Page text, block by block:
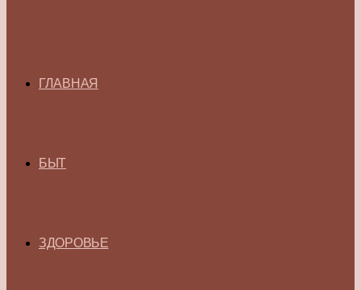
ГЛАВНАЯ
БЫТ
ЗДОРОВЬЕ